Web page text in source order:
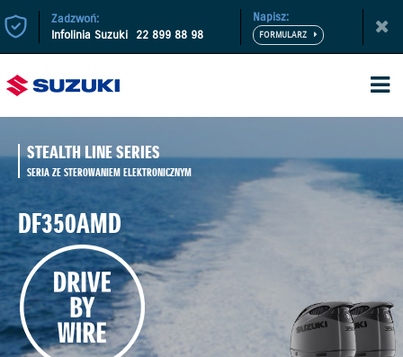
Zadzwoń:
Infolinia Suzuki 22 899 88 98
Napisz:
STEALTH LINE SERIES
SERIA ZE STEROWANIEM ELEKTRONICZNYM
DF350AMD